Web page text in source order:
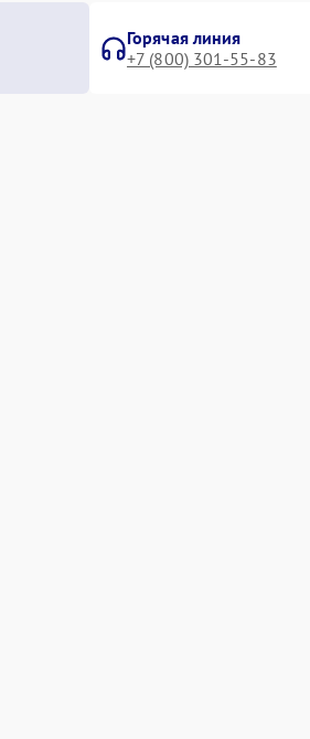
Горячая линия
+7 (800) 301-55-83